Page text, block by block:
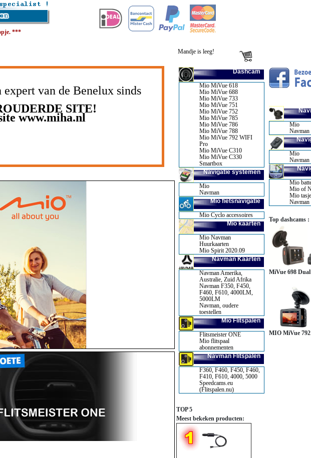
***
van de Benelux sinds
SITE!
www.miha.nl
Mandje is leeg!
Dashcam
Mio MiVue 618
Mio MiVue 688
Mio MiVue 733
Mio MiVue 751
Mio MiVue 752
Mio MiVue 785
Mio MiVue 786
Mio MiVue 788
Mio MiVue 792 WIFI
Pro
Mio MiVue C310
Mio MiVue C330
Smartbox
Navigatie systemen
Mio
Navman
Mio fietsnavigatie
Mio Cyclo accessoires
Mio kaarten
Mio Navman
Huurkaarten
Mio Spirit 2020.09
Navman Kaarten
Navman Amerika,
Australie, Zuid Afrika
Navman F350, F450,
F460, F610, 4000LM,
5000LM
Navman, oudere
toestellen
Mio Flitspalen
Flitsmeister ONE
Mio flitspaal
abonnementen
Navman Flitspalen
F360, F460, F450, F460,
F410, F610, 4000, 5000
Speedcams.eu
(Flitspalen.nu)
Mio
Navman
Mio
Navman
Mio
Mio of
Mio
Navman
Top dashcams :
MiVue 698
MIO MiVue
TOP 5
Meest bekeken producten: